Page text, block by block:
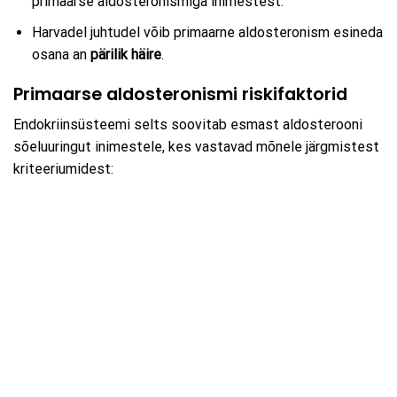
Harvadel juhtudel võib primaarne aldosteronism esineda
osana an pärilik häire.
Primaarse aldosteronismi riskifaktorid
Endokriinsüsteemi selts soovitab esmast aldosterooni
sõeluuringut inimestele, kes vastavad mõnele järgmistest
kriteeriumidest: